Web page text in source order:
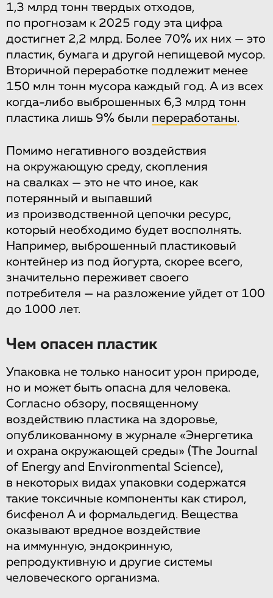
1,3 млрд тонн твердых отходов,
по прогнозам к 2025 году эта цифра
достигнет 2,2 млрд. Более 70% их них — это
пластик, бумага и другой непищевой мусор.
Вторичной переработке подлежит менее
150 млн тонн мусора каждый год. А из всех
когда-либо выброшенных 6,3 млрд тонн
пластика лишь 9% были переработаны.
Помимо негативного воздействия
на окружающую среду, скопления
на свалках — это не что иное, как
потерянный и выпавший
из производственной цепочки ресурс,
который необходимо будет восполнять.
Например, выброшенный пластиковый
контейнер из под йогурта, скорее всего,
значительно переживет своего
потребителя — на разложение уйдет от 100
до 1000 лет.
Чем опасен пластик
Упаковка не только наносит урон природе,
но и может быть опасна для человека.
Согласно обзору, посвященному
воздействию пластика на здоровье,
опубликованному в журнале «Энергетика
и охрана окружающей среды» (The Journal
of Energy and Environmental Science),
в некоторых видах упаковки содержатся
такие токсичные компоненты как стирол,
бисфенол А и формальдегид. Вещества
оказывают вредное воздействие
на иммунную, эндокринную,
репродуктивную и другие системы
человеческого организма.